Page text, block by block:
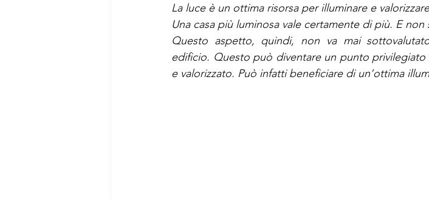
La luce è un ottima risorsa per illuminare e
Una casa più luminosa vale certamente di più. E
Questo aspetto, quindi, non va mai
edificio. Questo può diventare un punto privilegiato
e valorizzato. Può infatti beneficiare di un’ottima